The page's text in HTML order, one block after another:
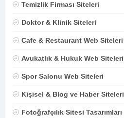
Temizlik Firması Siteleri
Doktor & Klinik Siteleri
Cafe & Restaurant Web Siteleri
Avukatlık & Hukuk Web Siteleri
Spor Salonu Web Siteleri
Kişisel & Blog ve Haber Siteleri
Fotoğrafçılık Sitesi Tasarımları